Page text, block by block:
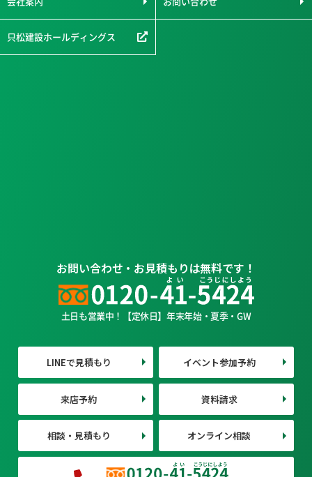
只松建設ホールディングス
お問い合わせ・お見積もりは無料です！
土日も営業中！【定休日】年末年始・夏季・GW
LINEで見積もり イベント参加予約
来店予約 資料請求
相談・見積もり オンライン相談